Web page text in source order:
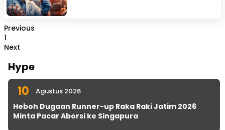
Previous
1
Next
Hype
10 Agustus 2026
Heboh Dugaan Runner-up Raka Raki Jatim 2026
Minta Pacar Aborsi ke Singapura